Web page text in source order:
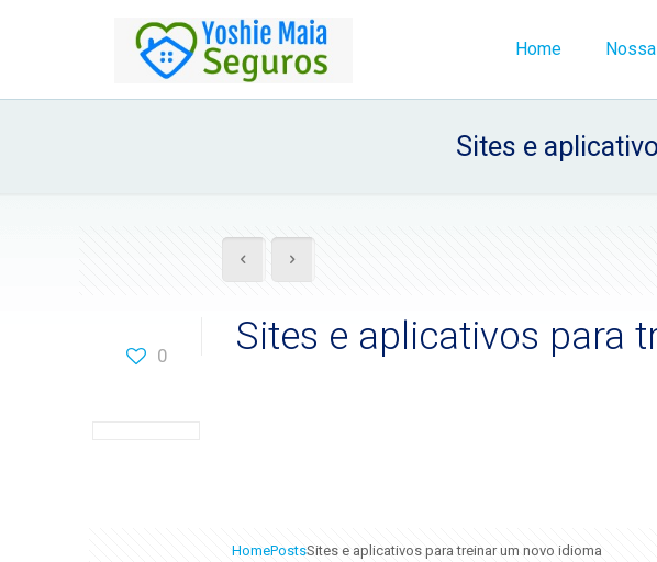
Home
Sites e
0 Sites e aplicativos para
HomePostsSites e aplicativos para treinar um novo idioma